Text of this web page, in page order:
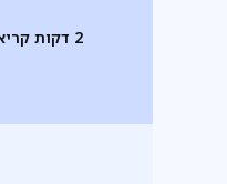
2 דקות